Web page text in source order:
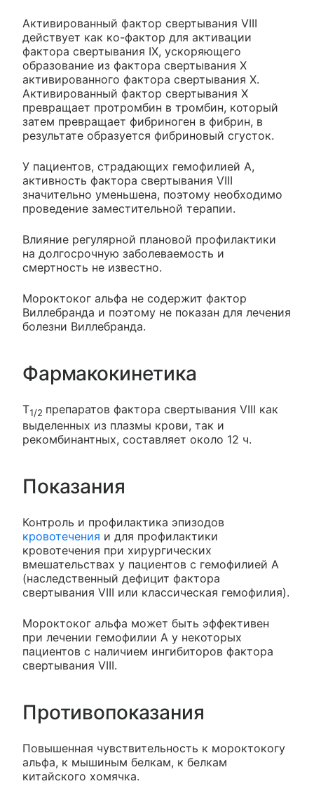
Активированный фактор свертывания VIII
действует как ко-фактор для активации
фактора свертывания IX, ускоряющего
образование из фактора свертывания X
активированного фактора свертывания X.
Активированный фактор свертывания X
превращает протромбин в тромбин, который
затем превращает фибриноген в фибрин, в
результате образуется фибриновый сгусток.
У пациентов, страдающих гемофилией А,
активность фактора свертывания VIII
значительно уменьшена, поэтому необходимо
проведение заместительной терапии.
Влияние регулярной плановой профилактики
на долгосрочную заболеваемость и
смертность не известно.
Мороктоког альфа не содержит фактор
Виллебранда и поэтому не показан для лечения
болезни Виллебранда.
Фармакокинетика
T1/2 препаратов фактора свертывания VIII как
выделенных из плазмы крови, так и
рекомбинантных, составляет около 12 ч.
Показания
Контроль и профилактика эпизодов
кровотечения и для профилактики
кровотечения при хирургических
вмешательствах у пациентов с гемофилией А
(наследственный дефицит фактора
свертывания VIII или классическая гемофилия).
Мороктоког альфа может быть эффективен
при лечении гемофилии А у некоторых
пациентов с наличием ингибиторов фактора
свертывания VIII.
Противопоказания
Повышенная чувствительность к мороктокогу
альфа, к мышиным белкам, к белкам
китайского хомячка.